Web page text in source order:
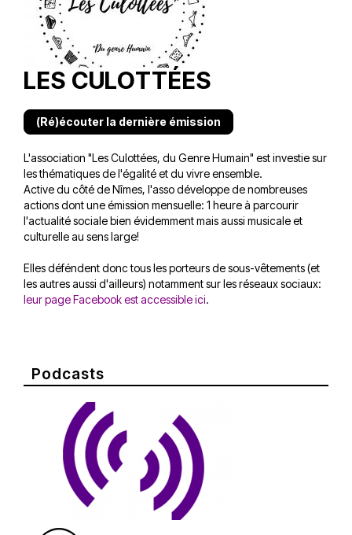
LES CULOTTÉES
(Ré)écouter la dernière émission
L'association "Les Culottées, du Genre Humain" est investie sur
les thématiques de l'égalité et du vivre ensemble.
Active du côté de Nîmes, l'asso développe de nombreuses
actions dont une émission mensuelle: 1 heure à parcourir
l'actualité sociale bien évidemment mais aussi musicale et
culturelle au sens large!
Elles déféndent donc tous les porteurs de sous-vêtements (et
les autres aussi d'ailleurs) notamment sur les réseaux sociaux:
leur page Facebook est accessible ici.
Podcasts